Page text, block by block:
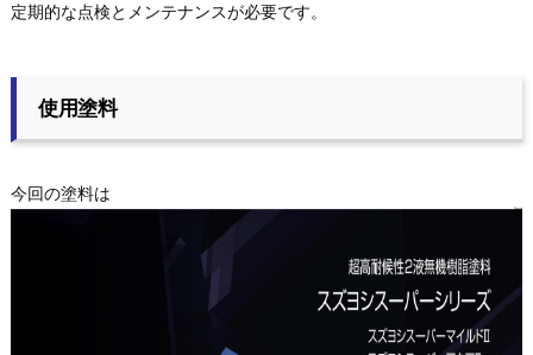
定期的な点検とメンテナンスが必要です。
使用塗料
今回の塗料は